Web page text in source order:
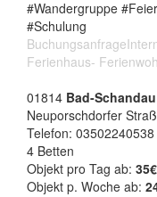
#Wandergruppe
#Schulung
Buchungsanfrage
Ferienhaus-
01814 Bad-
Neuporschdorfer
Telefon: 03502240538
4 Betten
Objekt pro Tag ab: 35€
Objekt p. Woche ab: